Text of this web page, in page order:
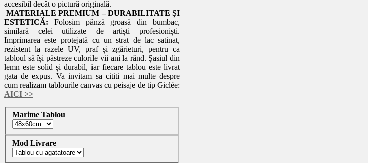
accesibil decât o pictură originală.
MATERIALE PREMIUM – DURABILITATE ȘI
ESTETICĂ: Folosim pânză groasă din bumbac,
similară celei utilizate de artiști profesioniști.
Imprimarea este protejată cu un strat de lac satinat,
rezistent la razele UV, praf și zgârieturi, pentru ca
tabloul să își păstreze culorile vii ani la rând. Șasiul din
lemn este solid și durabil, iar fiecare tablou este livrat
gata de expus. Va invitam sa cititi mai multe despre
cum realizam tablourile canvas cu peisaje de tip Giclée:
AICI >>
Marime Tablou
Mod Livrare